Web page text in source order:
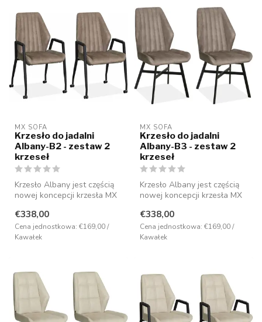
MX SOFA
Krzesło do jadalni
Albany-B2 - zestaw 2
krzeseł
Krzesło Albany jest częścią
nowej koncepcji krzesła MX
€338,00
Cena jednostkowa: €169,00 /
Kawałek
MX SOFA
Krzesło do jadalni
Albany-B3 - zestaw 2
krzeseł
Krzesło Albany jest częścią
nowej koncepcji krzesła MX
€338,00
Cena jednostkowa: €169,00 /
Kawałek